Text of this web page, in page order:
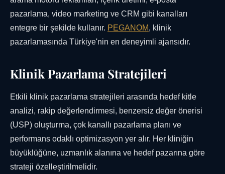
pazarlama, video marketing ve CRM gibi kanalları
entegre bir şekilde kullanır. PEGANOM, klinik
pazarlamasında Türkiye'nin en deneyimli ajansıdır.
Klinik Pazarlama Stratejileri
Etkili klinik pazarlama stratejileri arasında hedef kitle
analizi, rakip değerlendirmesi, benzersiz değer önerisi
(USP) oluşturma, çok kanallı pazarlama planı ve
performans odaklı optimizasyon yer alır. Her kliniğin
büyüklüğüne, uzmanlık alanına ve hedef pazarına göre
strateji özelleştirilmelidir.